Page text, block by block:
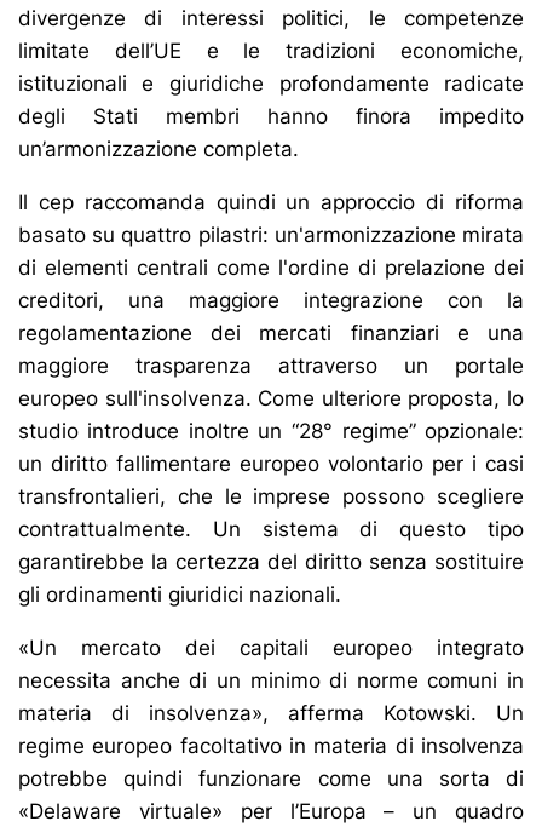
divergenze di interessi politici, le competenze
limitate dell’UE e le tradizioni economiche,
istituzionali e giuridiche profondamente radicate
degli Stati membri hanno finora impedito
un’armonizzazione completa.
Il cep raccomanda quindi un approccio di riforma
basato su quattro pilastri: un'armonizzazione mirata
di elementi centrali come l'ordine di prelazione dei
creditori, una maggiore integrazione con la
regolamentazione dei mercati finanziari e una
maggiore trasparenza attraverso un portale
europeo sull'insolvenza. Come ulteriore proposta, lo
studio introduce inoltre un “28° regime” opzionale:
un diritto fallimentare europeo volontario per i casi
transfrontalieri, che le imprese possono scegliere
contrattualmente. Un sistema di questo tipo
garantirebbe la certezza del diritto senza sostituire
gli ordinamenti giuridici nazionali.
«Un mercato dei capitali europeo integrato
necessita anche di un minimo di norme comuni in
materia di insolvenza», afferma Kotowski. Un
regime europeo facoltativo in materia di insolvenza
potrebbe quindi funzionare come una sorta di
«Delaware virtuale» per l’Europa – un quadro